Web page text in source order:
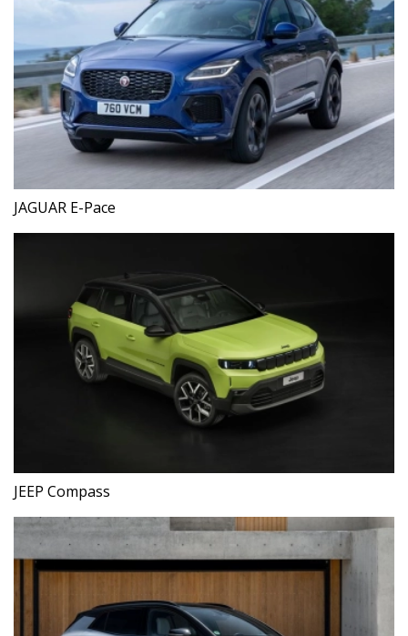
JAGUAR E-Pace
JEEP Compass